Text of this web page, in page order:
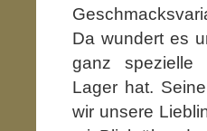
Da wundert es
ganz spezielle
Lager hat.
wir unsere